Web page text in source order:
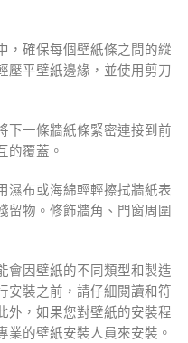
，確保每個壁紙條之間的縱
壓平壁紙邊緣，並使用剪刀
下一條牆紙條緊密連接到前
的覆蓋。
濕布或海綿輕輕擦拭牆紙表
留物。修飾牆角、門窗周圍
會因壁紙的不同類型和製造
安裝之前，請仔細閱讀和符
外，如果您對壁紙的安裝程
業的壁紙安裝人員來安裝。